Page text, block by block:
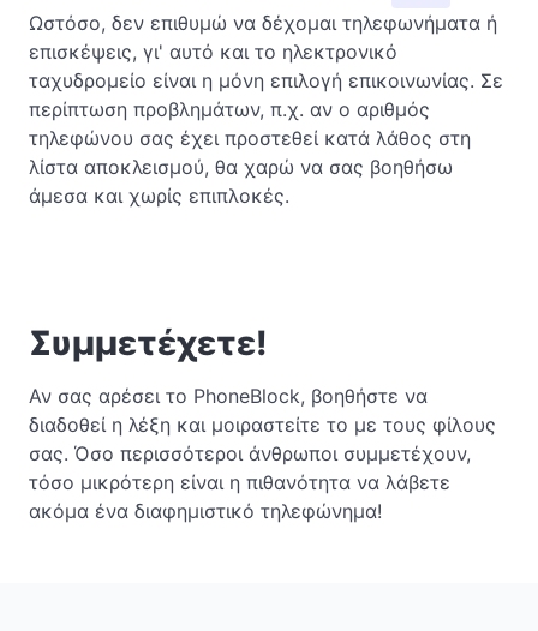
Ωστόσο, δεν επιθυμώ να δέχομαι τηλεφωνήματα ή
επισκέψεις, γι' αυτό και το ηλεκτρονικό
ταχυδρομείο είναι η μόνη επιλογή επικοινωνίας. Σε
περίπτωση προβλημάτων, π.χ. αν ο αριθμός
τηλεφώνου σας έχει προστεθεί κατά λάθος στη
λίστα αποκλεισμού, θα χαρώ να σας βοηθήσω
άμεσα και χωρίς επιπλοκές.
Συμμετέχετε!
Αν σας αρέσει το PhoneBlock, βοηθήστε να
διαδοθεί η λέξη και μοιραστείτε το με τους φίλους
σας. Όσο περισσότεροι άνθρωποι συμμετέχουν,
τόσο μικρότερη είναι η πιθανότητα να λάβετε
ακόμα ένα διαφημιστικό τηλεφώνημα!